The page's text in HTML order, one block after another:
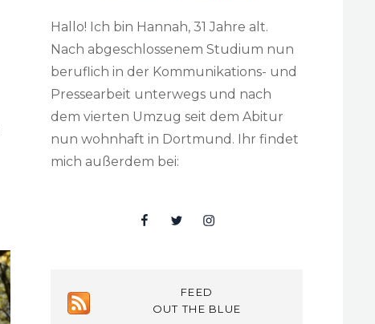
Hallo! Ich bin Hannah, 31 Jahre alt.
Nach abgeschlossenem Studium nun
beruflich in der Kommunikations- und
Pressearbeit unterwegs und nach
dem vierten Umzug seit dem Abitur
nun wohnhaft in Dortmund. Ihr findet
mich außerdem bei:
FacebookTwitterInsta
FEED
OUT THE BLUE